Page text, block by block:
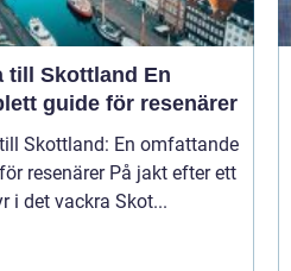
Skottland En
guide för resenärer
Skottland: En omfattande
På jakt efter ett
i det vackra Skot...